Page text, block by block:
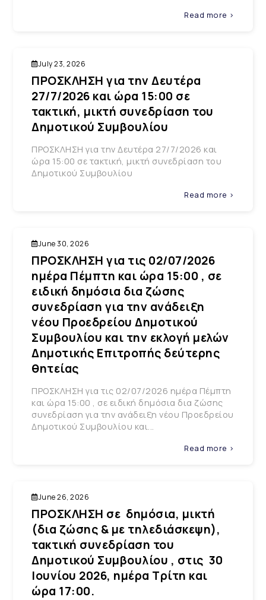
Read more >
July 23, 2026
ΠΡΟΣΚΛΗΣΗ για την Δευτέρα
27/7/2026 και ώρα 15:00 σε
τακτική, μικτή συνεδρίαση του
Δημοτικού Συμβουλίου
ΠΡΟΣΚΛΗΣΗ για την Δευτέρα 27/7/2026 και
ώρα 15:00 σε τακτική, μικτή συνεδρίαση του
Δημοτικού Συμβουλίου
Read more >
June 30, 2026
ΠΡΟΣΚΛΗΣΗ για τις 02/07/2026
ημέρα Πέμπτη και ώρα 15:00 , σε
ειδική δημόσια δια ζώσης
συνεδρίαση για την ανάδειξη
νέου Προεδρείου Δημοτικού
Συμβουλίου και την εκλογή μελών
Δημοτικής Επιτροπής δεύτερης
θητείας
ΠΡΟΣΚΛΗΣΗ για τις 02/07/2026 ημέρα Πέμπτη
και ώρα 15:00 , σε ειδική δημόσια δια ζώσης
συνεδρίαση για την ανάδειξη νέου Προεδρείου
Δημοτικού Συμβουλίου και...
Read more >
June 26, 2026
ΠΡΟΣΚΛΗΣΗ σε δημόσια, μικτή
(δια ζώσης & με τηλεδιάσκεψη),
τακτική συνεδρίαση του
Δημοτικού Συμβουλίου , στις 30
Ιουνίου 2026, ημέρα Τρίτη και
ώρα 17:00.